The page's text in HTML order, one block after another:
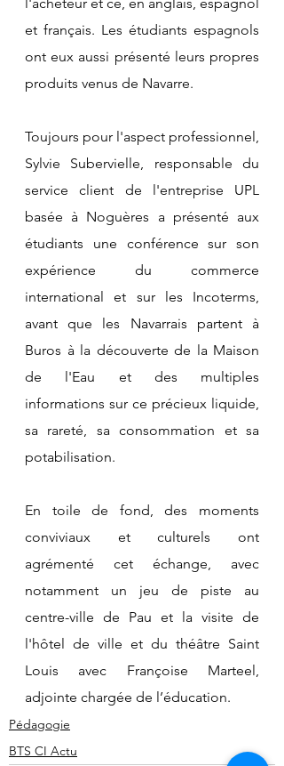
et français. Les étudiants espagnols
ont eux aussi présenté leurs propres
produits venus de Navarre.
Toujours pour l'aspect professionnel,
Sylvie Subervielle, responsable du
service client de l'entreprise UPL
basée à Noguères a présenté aux
étudiants une conférence sur son
expérience du commerce
international et sur les Incoterms,
avant que les Navarrais partent à
Buros à la découverte de la Maison
de l'Eau et des multiples
informations sur ce précieux liquide,
sa rareté, sa consommation et sa
potabilisation.
En toile de fond, des moments
conviviaux et culturels ont
agrémenté cet échange, avec
notamment un jeu de piste au
centre-ville de Pau et la visite de
l'hôtel de ville et du théâtre Saint
Louis avec Françoise Marteel,
adjointe chargée de l’éducation.
Pédagogie
BTS CI Actu